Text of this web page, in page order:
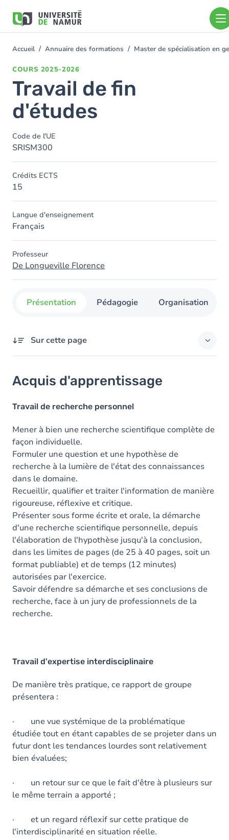
contenu
You
Accueil Annuaire des formations Master de spécialisation en
COURS 2025-2026
Travail de fin
d'études
Code de l'UE
SRISM300
Crédits ECTS
15
Langue d'enseignement
Français
Professeur
De Longueville Florence
Présentation Pédagogie Organisation
Sur cette page
Objectifs
Contenu
Acquis d'apprentissage
Travail de recherche personnel
Mener à bien une recherche scientifique complète de
façon individuelle.
Formuler une question et une hypothèse de
recherche à la lumière de l'état des connaissances
dans le domaine.
Recueillir, qualifier et traiter l'information de manière
rigoureuse, réflexive et critique.
Présenter sous forme écrite et orale, la démarche
d'une recherche scientifique personnelle, depuis
l'élaboration de l'hypothèse jusqu'à la conclusion,
dans les limites de pages (de 25 à 40 pages, soit un
format publiable) et de temps (12 minutes)
autorisées par l'exercice.
Savoir défendre sa démarche et ses conclusions de
recherche, face à un jury de professionnels de la
recherche.
Travail d'expertise interdisciplinaire
De manière très pratique, ce rapport de groupe
présentera :
· une vue systémique de la problématique
étudiée tout en étant capables de se projeter dans un
futur dont les tendances lourdes sont relativement
bien évaluées;
· un retour sur ce que le fait d'être à plusieurs sur
le même terrain a apporté ;
· et un regard réflexif sur cette pratique de
l'interdisciplinarité en situation réelle.